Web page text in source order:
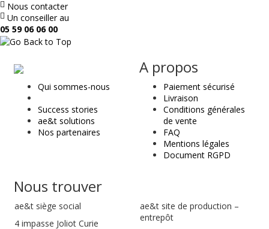
Nous contacter
Un conseiller au
05 59 06 06 00
ae
&
t
Qui sommes-nous
Success stories
ae&t solutions
Nos partenaires
A propos
Paiement sécurisé
Livraison
Conditions générales
de vente
FAQ
Mentions légales
Document RGPD
Nous trouver
ae&t siège social
4 impasse Joliot Curie
ae&t site de production –
entrepôt